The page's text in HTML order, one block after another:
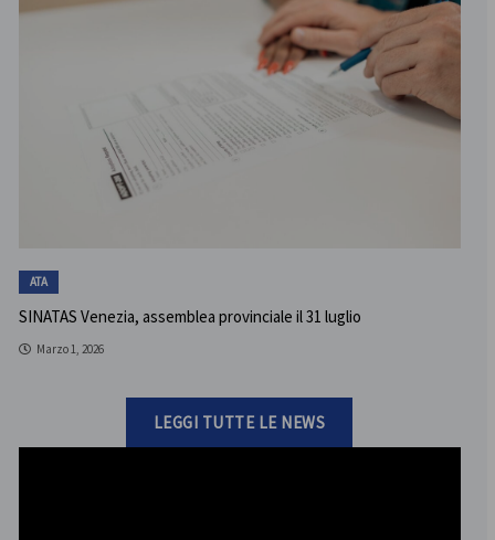
ATA
SINATAS Venezia, assemblea provinciale il 31 luglio
Marzo 1, 2026
LEGGI TUTTE LE NEWS